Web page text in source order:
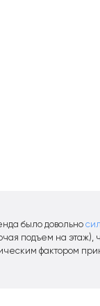
было довольно
подъем на этаж),
фактором